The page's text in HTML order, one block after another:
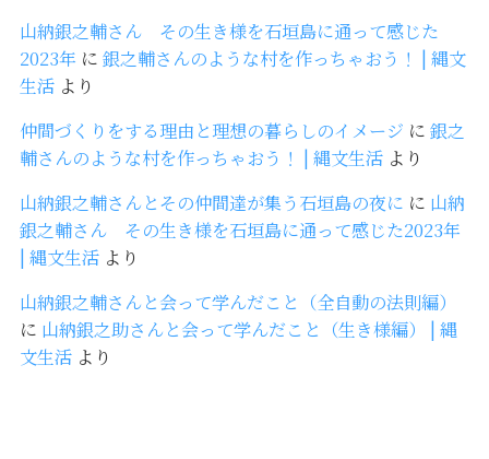
山納銀之輔さん その生き様を石垣島に通って感じた
2023年 に 銀之輔さんのような村を作っちゃおう！ | 縄文
生活より
仲間づくりをする理由と理想の暮らしのイメージ に 銀之
輔さんのような村を作っちゃおう！ | 縄文生活より
山納銀之輔さんとその仲間達が集う石垣島の夜に に 山納
銀之輔さん その生き様を石垣島に通って感じた2023年
| 縄文生活より
山納銀之輔さんと会って学んだこと（全自動の法則編）
に 山納銀之助さんと会って学んだこと（生き様編） | 縄
文生活より